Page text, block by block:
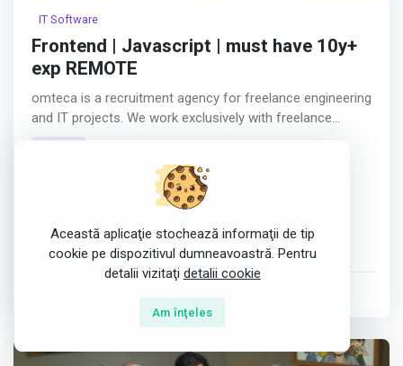
IT Software
Frontend | Javascript | must have 10y+
exp REMOTE
omteca is a recruitment agency for freelance engineering
and IT projects. We work exclusively with freelance
consultants and B2B contracts. We are based in
manage the whole cycle of recruitment, hiring, contracts
This is a global project in the area of defense AI
technologies.
JD Romteca: Responsibilities
We are looking for several senior frontend Engineers with
more than 10 years experience.
HTML5
JavaScript Frameworks
Frontend Frameworks
Tech People Solutions
Această aplicaţie stochează informaţii de tip
cookie pe dispozitivul dumneavoastră. Pentru
detalii vizitaţi detalii cookie
Am înţeles